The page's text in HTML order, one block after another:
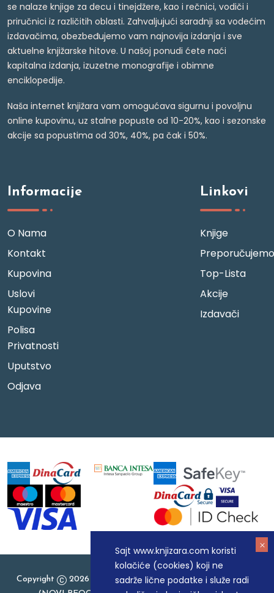
Sajt www.knjizara.com koristi
kolačiće (cookies) koji ne
sadrže lične podatke i služe radi
se nalaze knjige za decu i tinejdžere, kao i rečnici, vodiči i
priručnici iz različitih oblasti. Zahvaljujući saradnji sa vodećim
izdavačima, obezbeđujemo vam najnovija izdanja i sve
aktuelne knjižarske hitove. U našoj ponudi ćete naći
kapitalna izdanja, izuzetne monografije i obimne
enciklopedije.
Naša internet knjižara vam omogućava sigurnu i povoljnu
online kupovinu, uz stalne popuste od 10-20%, kao i sezonske
akcije sa popustima od 30%, 40%, pa čak i 50%.
Informacije
O Nama
Kontakt
Kupovina
Uslovi
Kupovine
Polisa
Privatnosti
Uputstvo
Odjava
Linkovi
Knjige
Preporučujemo
Top-Lista
Akcije
Izdavači
Copyright
2026 Knjizara.com - MAKART DOO BEOGRAD